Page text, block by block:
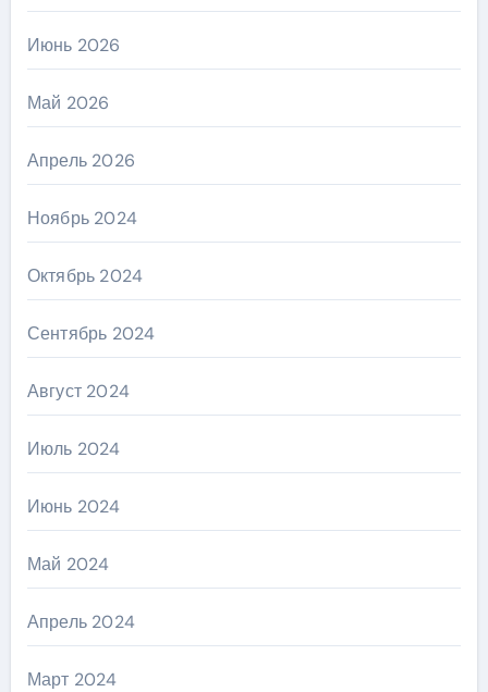
Июнь 2026
Май 2026
Апрель 2026
Ноябрь 2024
Октябрь 2024
Сентябрь 2024
Август 2024
Июль 2024
Июнь 2024
Май 2024
Апрель 2024
Март 2024